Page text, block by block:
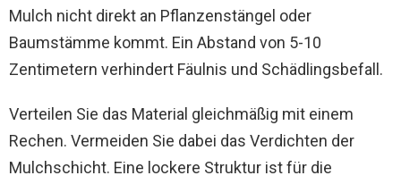
Mulch nicht direkt an Pflanzenstängel oder
Baumstämme kommt. Ein Abstand von 5-10
Zentimetern verhindert Fäulnis und Schädlingsbefall.
Verteilen Sie das Material gleichmäßig mit einem
Rechen. Vermeiden Sie dabei das Verdichten der
Mulchschicht. Eine lockere Struktur ist für die